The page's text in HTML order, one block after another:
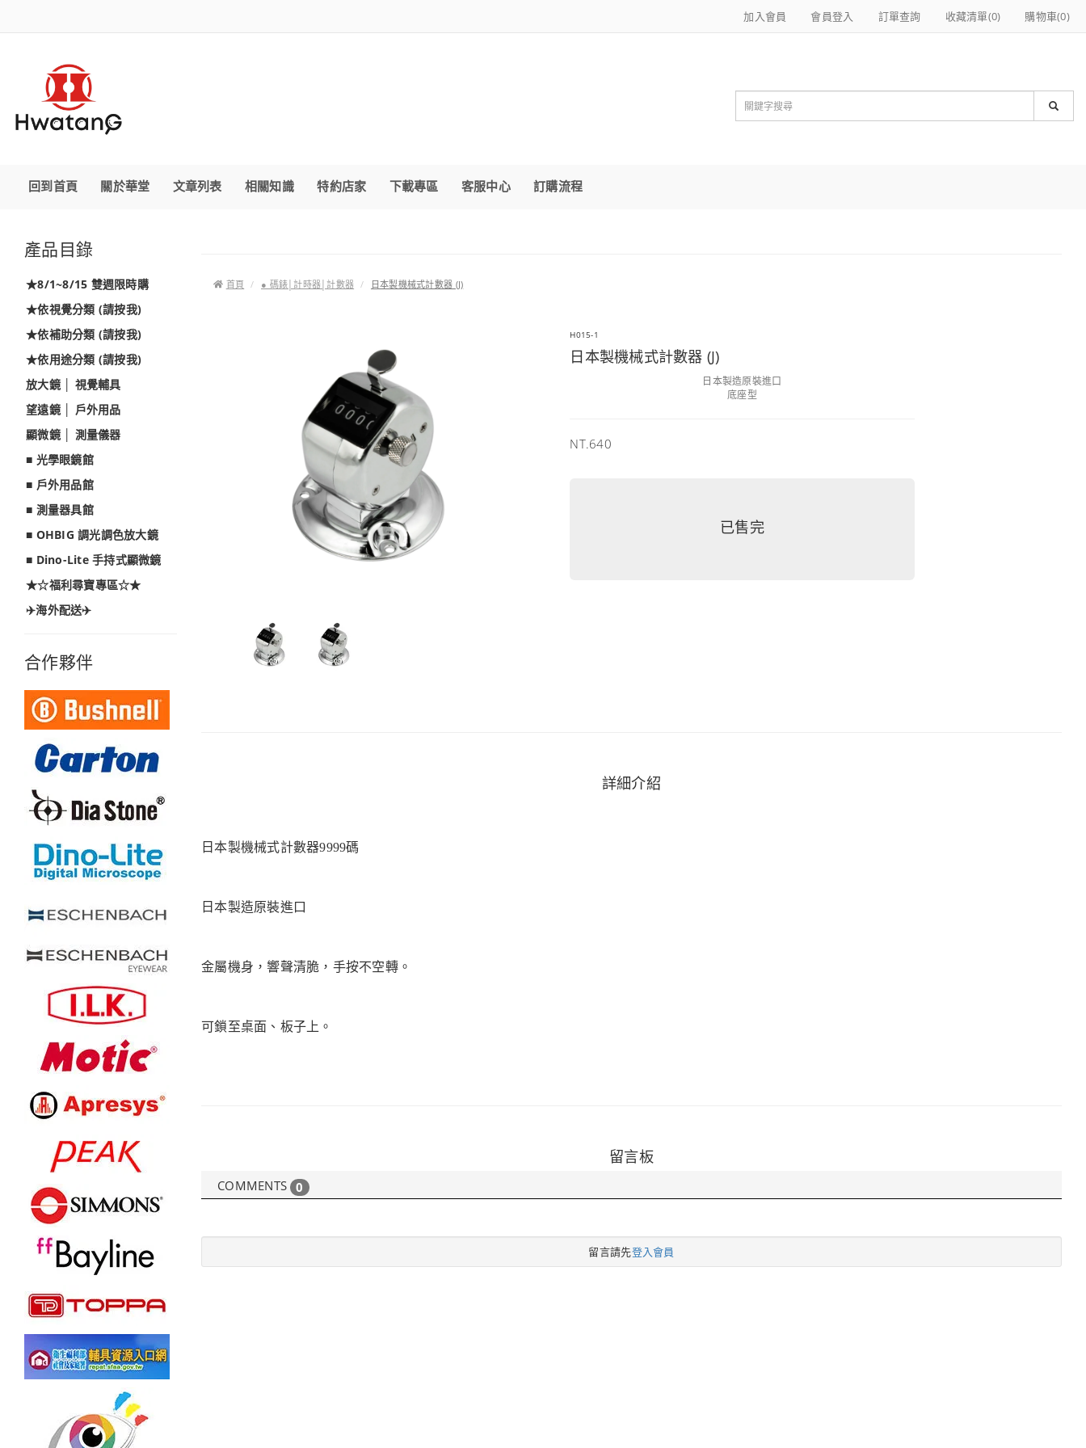
加入會員 會員登入 訂單查詢 收藏清單(0) 購物車(0)
回到首頁 關於華堂 文章列表 相關知識 特約店家 下載專區 客服中心 訂購流程
產品目錄
★8/1~8/15 雙週限時購
★依視覺分類 (請按我)
★依補助分類 (請按我)
★依用途分類 (請按我)
放大鏡 │ 視覺輔具
望遠鏡 │ 戶外用品
顯微鏡 │ 測量儀器
■ 光學眼鏡館
■ 戶外用品館
■ 測量器具館
■ OHBIG 調光調色放大鏡
■ Dino-Lite 手持式顯微鏡
★☆福利尋寶專區☆★
✈️海外配送✈️
合作夥伴
首頁 ● 碼錶│計時器│計數器 日本製機械式計數器 (J)
H015-1
日本製機械式計數器 (J)
日本製造原裝進口
底座型
售
NT.640
已售完
詳細介紹
日本製機械式計數器9999碼
日本製造原裝進口
金屬機身，響聲清脆，手按不空轉。
可鎖至桌面、板子上。
留言板
COMMENTS 0
留言請先登入會員